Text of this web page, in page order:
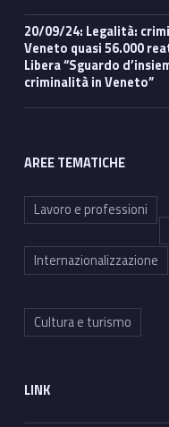
20/09/24: Legalità: crimine proliferato in pandemia, in
Veneto quasi 56.000
Libera “Sguardo
criminalità in Veneto”
AREE TEMATICHE
Lavoro e professioni
Internazionalizzazione
Cultura e turismo
LINK